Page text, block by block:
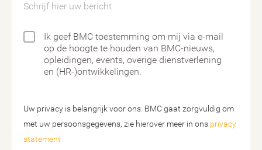
Schrijf hier uw bericht
Ik geef BMC toestemming om mij via e-mail
op de hoogte te houden van BMC-nieuws,
opleidingen, events, overige dienstverlening
en (HR-)ontwikkelingen.
Uw privacy is belangrijk voor ons. BMC gaat zorgvuldig om
met uw persoonsgegevens, zie hierover meer in ons privacy
statement